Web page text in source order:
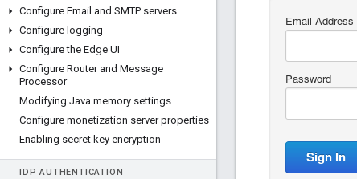
Configure Email and SMTP servers
Configure logging
Configure the Edge UI
Configure Router and Message
Processor
Modifying Java memory settings
Configure monetization server properties
Enabling secret key encryption
IDP AUTHENTICATION